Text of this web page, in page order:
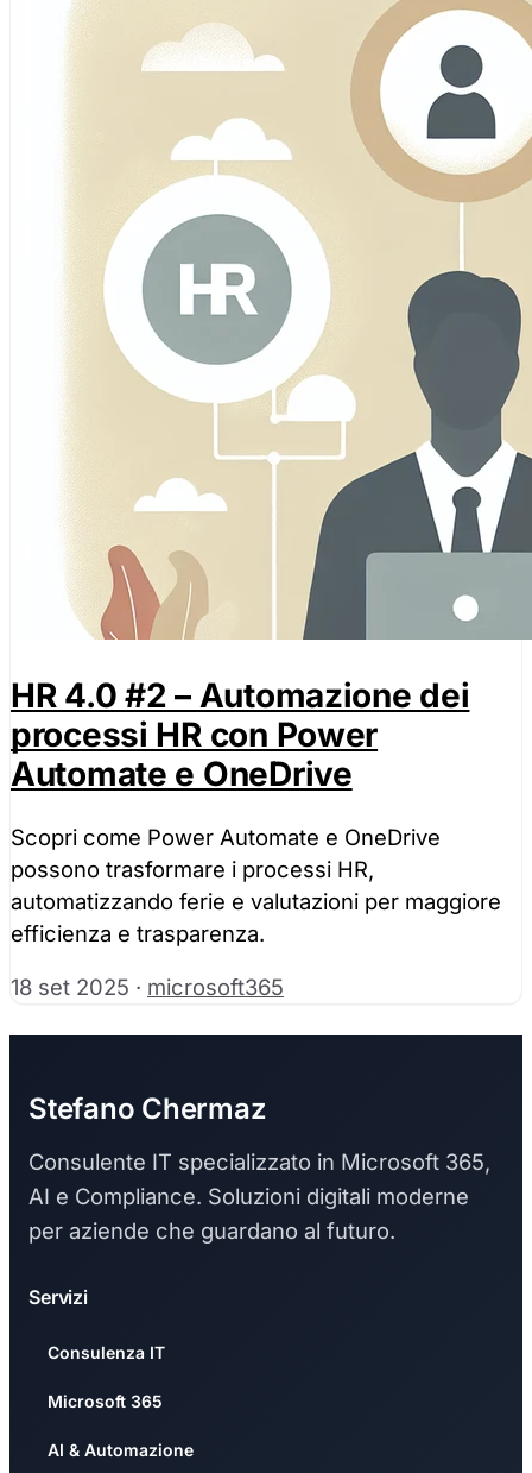
HR 4.0 #2 – Automazione dei
processi HR con Power
Automate e OneDrive
Scopri come Power Automate e OneDrive
possono trasformare i processi HR,
automatizzando ferie e valutazioni per maggiore
efficienza e trasparenza.
18 set 2025 · microsoft365
Stefano Chermaz
Consulente IT specializzato in Microsoft 365,
AI e Compliance. Soluzioni digitali moderne
per aziende che guardano al futuro.
Servizi
Consulenza IT
Microsoft 365
AI & Automazione